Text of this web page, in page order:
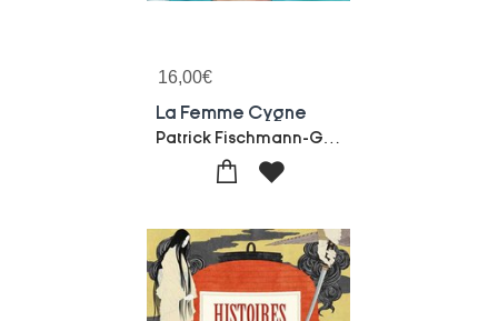
16,00€
La Femme Cygne